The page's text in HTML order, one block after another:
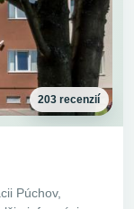
203 recenzií
Púchov,